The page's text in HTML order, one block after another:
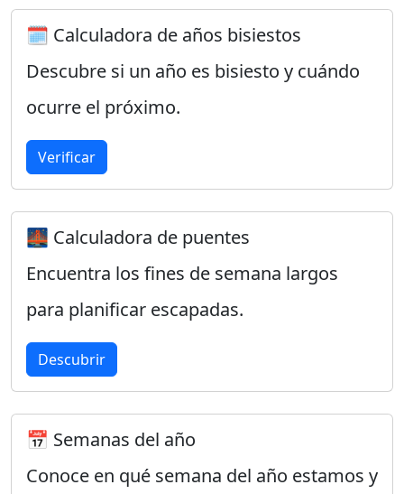
🗓️ Calculadora de años bisiestos
Descubre si un año es bisiesto y cuándo
ocurre el próximo.
Verificar
🌉 Calculadora de puentes
Encuentra los fines de semana largos
para planificar escapadas.
Descubrir
📅 Semanas del año
Conoce en qué semana del año estamos y